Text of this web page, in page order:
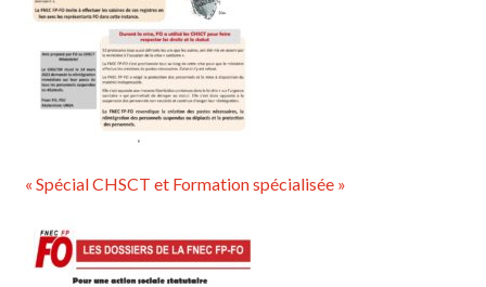
« Spécial CHSCT et Formation spécialisée »